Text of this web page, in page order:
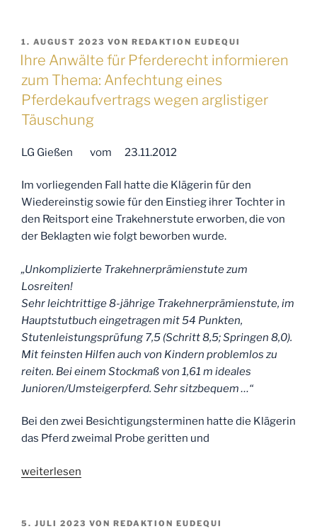
Pferderecht
informieren
Ist
ein
Rennpferd
weniger
wert
als
Freizeitpferd?“
VERÖFFENTLICHT
AM
1. AUGUST 2023 VON REDAKTION EUDEQUI
Ihre Anwälte für Pferderecht informieren
zum Thema: Anfechtung eines
Pferdekaufvertrags wegen arglistiger
Täuschung
LG Gießen vom 23.11.2012
Im vorliegenden Fall hatte die Klägerin für den
Wiedereinstig sowie für den Einstieg ihrer Tochter in
den Reitsport eine Trakehnerstute erworben, die von
der Beklagten wie folgt beworben wurde.
„Unkomplizierte Trakehnerprämienstute zum
Losreiten!
Sehr leichtrittige 8-jährige Trakehnerprämienstute, im
Hauptstutbuch eingetragen mit 54 Punkten,
Stutenleistungsprüfung 7,5 (Schritt 8,5; Springen 8,0).
Mit feinsten Hilfen auch von Kindern problemlos zu
reiten. Bei einem Stockmaß von 1,61 m ideales
Junioren/Umsteigerpferd. Sehr sitzbequem …“
Bei den zwei Besichtigungsterminen hatte die Klägerin
das Pferd zweimal Probe geritten und
„Ihre
Pferderecht
weiterlesen
VERÖFFENTLICHT
5. JULI 2023 VON REDAKTION EUDEQUI